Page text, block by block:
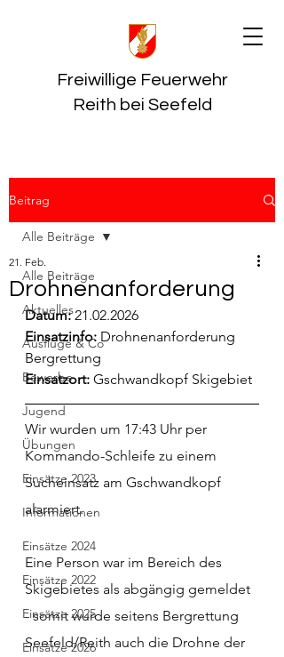
Freiwillige Feuerwehr
Reith bei Seefeld
Beitrag
Alle Beiträge
Aktuelles
Ausflüge & Co
Bewerbe
Jugend
Übungen
Einsätze 2023
Informationen
Einsätze 2024
Einsätze 2022
Einsätze 2025
Einsätze 2026
Alle Beiträge
Drohnenanforderung
21. Feb.
Datum: 21.02.2026
Einsatzinfo: Drohnenanforderung
Bergrettung
Einsatzort: Gschwandkopf Skigebiet
Wir wurden um 17:43 Uhr per
Kommando-Schleife zu einem
Sucheinsatz am Gschwandkopf
alarmiert.
Eine Person war im Bereich des
Skigebietes als abgängig gemeldet
- somit wurde seitens Bergrettung
Seefeld/Reith auch die Drohne der